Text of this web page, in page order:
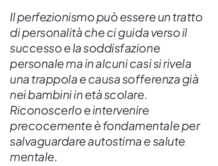
Il perfezionismo può essere un tratto
di personalità che ci guida verso il
successo e la soddisfazione
personale ma in alcuni casi si rivela
una trappola e causa sofferenza già
nei bambini in età scolare.
Riconoscerlo e intervenire
precocemente è fondamentale per
salvaguardare autostima e salute
mentale.